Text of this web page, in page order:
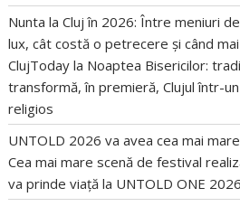
Nunta la Cluj în 2026: Între meniuri
lux, cât costă o petrecere și când
ClujToday la Noaptea Bisericilor:
transformă, în premieră, Clujul într-
religios
UNTOLD 2026 va avea cea mai
Cea mai mare scenă de festival
va prinde viață la UNTOLD ONE 2026